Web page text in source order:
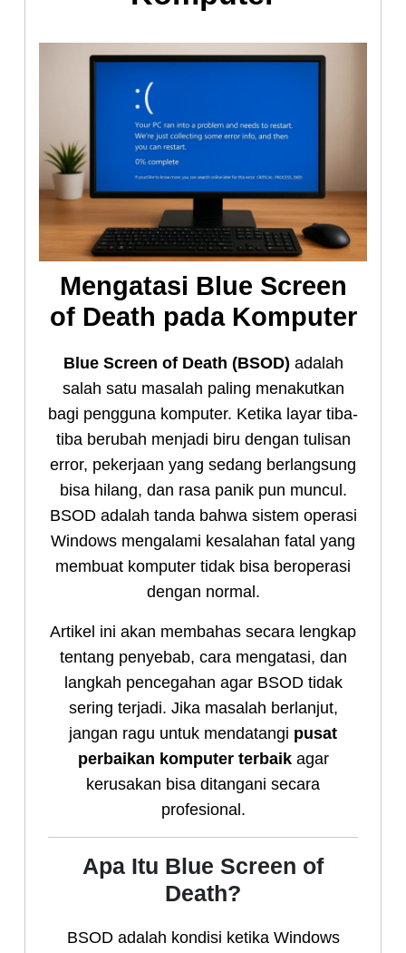
Mengatasi Blue Screen
of Death pada Komputer
Blue Screen of Death (BSOD) adalah
salah satu masalah paling menakutkan
bagi pengguna komputer. Ketika layar tiba-
tiba berubah menjadi biru dengan tulisan
error, pekerjaan yang sedang berlangsung
bisa hilang, dan rasa panik pun muncul.
BSOD adalah tanda bahwa sistem operasi
Windows mengalami kesalahan fatal yang
membuat komputer tidak bisa beroperasi
dengan normal.
Artikel ini akan membahas secara lengkap
tentang penyebab, cara mengatasi, dan
langkah pencegahan agar BSOD tidak
sering terjadi. Jika masalah berlanjut,
jangan ragu untuk mendatangi pusat
perbaikan komputer terbaikagar
kerusakan bisa ditangani secara
profesional.
Apa Itu Blue Screen of
Death?
BSOD adalah kondisi ketika Windows